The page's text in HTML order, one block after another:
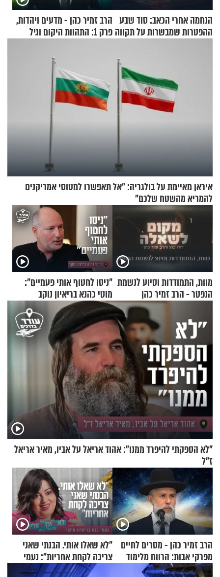
הנחמה אחרי הכאב: סוד שבע
ההפטרות שמבשרות על תקווה
הרב זמיר כהן - מדעים ויהדות,
פרק 1: התהוות היקום וגיל
איראן מאיימת על בולגריה: "אל תאפשרו למטוסי אמריקנים
להמריא מהשטח שלכם"
מוות, התמודדות וסיוע לנשמת
הנפטר - הרב זמיר כהן
"ניסו לחטוף אותי פעמיים":
מוטי כהנא בריאיון נוקב
"לא הספקתי להיפרד ממנו": אהוד אריאל על אביו, מאיר אריאל
ז"ל
הרב זמיר כהן - מסרים לחיים
מפרקי אבות: הרווח מלימוד
התורה
"לא שאלו אותי. הבנתי שאני
צריכה לקחת אחריות": נעמי
בנט בריאיון אישי